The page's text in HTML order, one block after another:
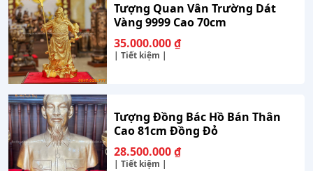
Tượng Quan Vân Trường Dát
Vàng 9999 Cao 70cm
35.000.000₫
| Tiết kiệm |
Tượng Đồng Bác Hồ Bán Thân
Cao 81cm Đồng Đỏ
28.500.000₫
| Tiết kiệm |